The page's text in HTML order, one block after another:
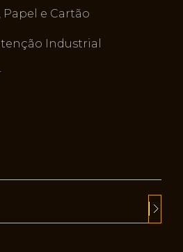
e Cartão
Industrial